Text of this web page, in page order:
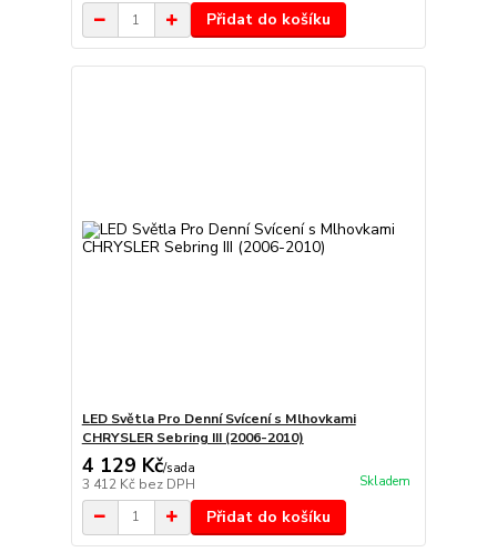
Přidat do košíku
LED Světla Pro Denní Svícení s Mlhovkami
CHRYSLER Sebring III (2006-2010)
4 129 Kč/sada
3 412 Kč bez DPH Skladem
Přidat do košíku